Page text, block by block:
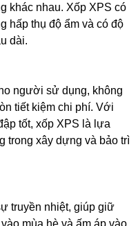
khác nhau. Xốp XPS có
hấp thụ độ ẩm và có độ
dài.
người sử dụng, không
tiết kiệm chi phí. Với
tốt, xốp XPS là lựa
trong xây dựng và bảo trì
truyền nhiệt, giúp giữ
mùa hè và ấm áp vào